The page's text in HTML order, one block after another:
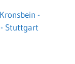
-
- Stuttgart